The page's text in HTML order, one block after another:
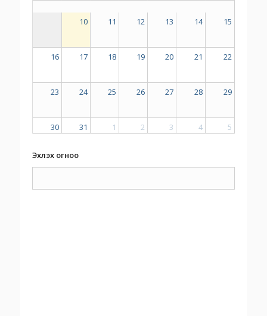
10 11 12 13 14 15
16 17 18 19 20 21 22
23 24 25 26 27 28 29
30 31 1 2 3 4 5
Эхлэх огноо